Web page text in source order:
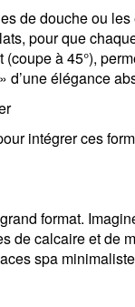
de douche ou
pour que
à 45°),
d’une élégance
intégrer ces
format.
calcaire et de
spa